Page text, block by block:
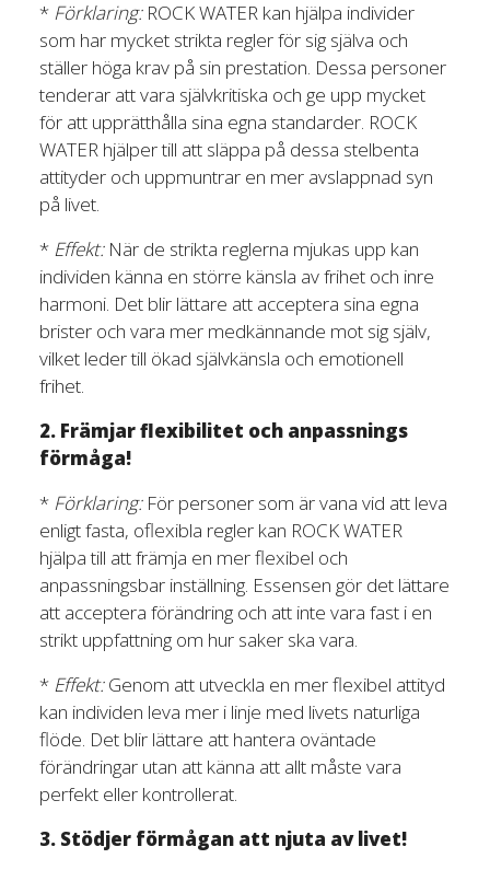
* Förklaring:ROCK WATER kan hjälpa individer
som har mycket strikta regler för sig själva och
ställer höga krav på sin prestation. Dessa personer
tenderar att vara självkritiska och ge upp mycket
för att upprätthålla sina egna standarder. ROCK
WATER hjälper till att släppa på dessa stelbenta
attityder och uppmuntrar en mer avslappnad syn
på livet.
* Effekt: När de strikta reglerna mjukas upp kan
individen känna en större känsla av frihet och inre
harmoni. Det blir lättare att acceptera sina egna
brister och vara mer medkännande mot sig själv,
vilket leder till ökad självkänsla och emotionell
frihet.
2. Främjar flexibilitet och anpassnings
förmåga!
*Förklaring:För personer som är vana vid att leva
enligt fasta, oflexibla regler kan ROCK WATER
hjälpa till att främja en mer flexibel och
anpassningsbar inställning. Essensen gör det lättare
att acceptera förändring och att inte vara fast i en
strikt uppfattning om hur saker ska vara.
* Effekt:Genom att utveckla en mer flexibel attityd
kan individen leva mer i linje med livets naturliga
flöde. Det blir lättare att hantera oväntade
förändringar utan att känna att allt måste vara
perfekt eller kontrollerat.
3. Stödjer förmågan att njuta av livet!